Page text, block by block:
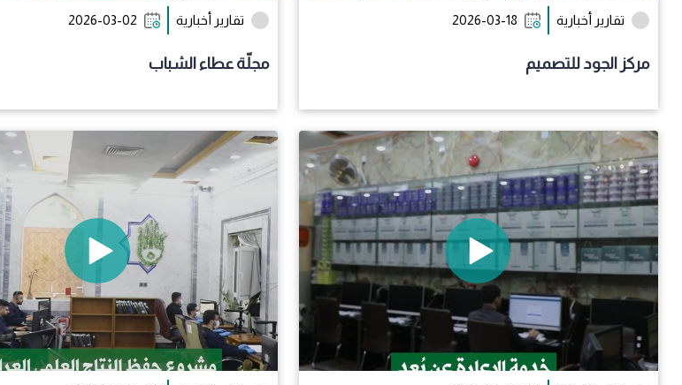
تقارير أخبارية 2026-03-18
مركز الجود للتصميم
تقارير أخبارية 2026-03-02
مجلّة عطاء الشباب